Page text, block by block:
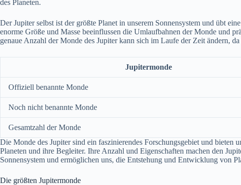
des Planeten.
Der Jupiter selbst ist der größte Planet in unserem Sonnensystem und übt
enorme Größe und Masse beeinflussen die Umlaufbahnen der Monde und
genaue Anzahl der Monde des Jupiter kann sich im Laufe der Zeit ändern,
Jupitermonde
Offiziell benannte Monde
Noch nicht benannte Monde
Gesamtzahl der Monde
Die Monde des Jupiter sind ein faszinierendes Forschungsgebiet und bieten
Planeten und ihre Begleiter. Ihre Anzahl und Eigenschaften machen den
Sonnensystem und ermöglichen uns, die Entstehung und Entwicklung von
Die größten Jupitermonde